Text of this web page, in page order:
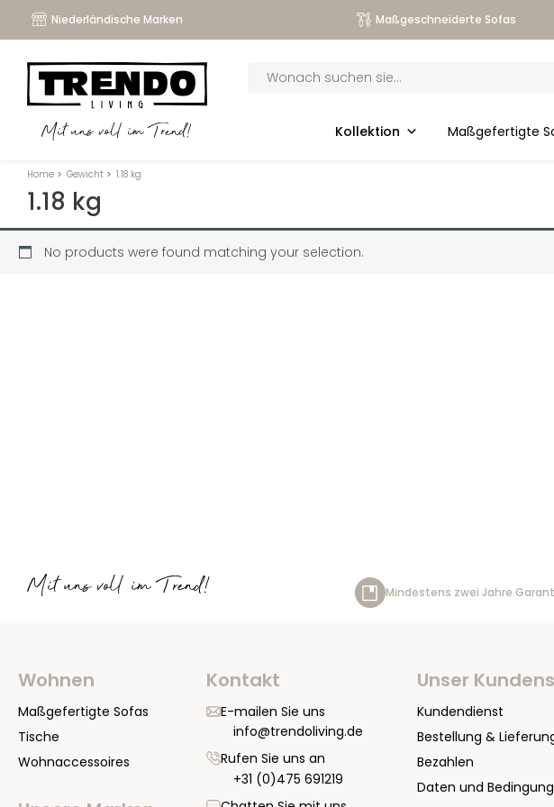
Niederländische Marken Maßgeschneiderte Sofas
Mit uns voll im Trend!
search
Kollektion Maßgefertigte
Home > Gewicht > 1.18 kg
1.18 kg
No products were found matching your selection.
Mit uns voll im Trend! Mindestens zwei Jahre
Wohnen
Maßgefertigte Sofas
Tische
Wohnaccessoires
Kontakt
E-mailen Sie uns
info@trendoliving.de
Rufen Sie uns an
+31 (0)475 691219
Unser
Kundendienst
Bestellung &
Bezahlen
Daten und